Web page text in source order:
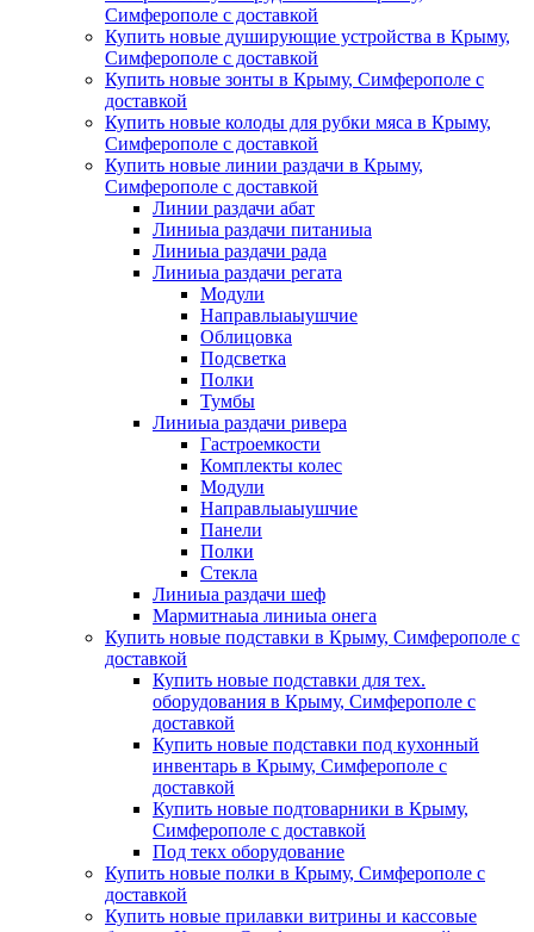
Симферополе с доставкой
Купить новые душирующие устройства в Крыму,
Симферополе с доставкой
Купить новые зонты в Крыму, Симферополе с
доставкой
Купить новые колоды для рубки мяса в Крыму,
Симферополе с доставкой
Купить новые линии раздачи в Крыму,
Симферополе с доставкой
Линии раздачи абат
Линиыа раздачи питаниыа
Линиыа раздачи рада
Линиыа раздачи регата
Модули
Направлыаыушчие
Облицовка
Подсветка
Полки
Тумбы
Линиыа раздачи ривера
Гастроемкости
Комплекты колес
Модули
Направлыаыушчие
Панели
Полки
Стекла
Линиыа раздачи шеф
Мармитнаыа линиыа онега
Купить новые подставки в Крыму, Симферополе с
доставкой
Купить новые подставки для тех.
оборудования в Крыму, Симферополе с
доставкой
Купить новые подставки под кухонный
инвентарь в Крыму, Симферополе с
доставкой
Купить новые подтоварники в Крыму,
Симферополе с доставкой
Под текх оборудование
Купить новые полки в Крыму, Симферополе с
доставкой
Купить новые прилавки витрины и кассовые